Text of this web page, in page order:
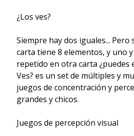
¿Los ves?
Siempre hay dos iguales... Pero
carta tiene 8 elementos, y uno
repetido en otra carta ¿puedes
Ves? es un set de múltiples y
juegos de concentración y
grandes y chicos.
Juegos de percepción visual